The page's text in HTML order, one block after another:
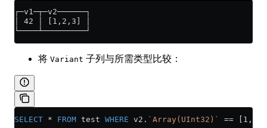
┌─v1─┬─v2──────┐
│ 42 │ [1,2,3] │
└────┴─────────┘
将 Variant 子列与所需类型比较：
SELECT * FROM test WHERE v2. `Array(UInt32)` ==